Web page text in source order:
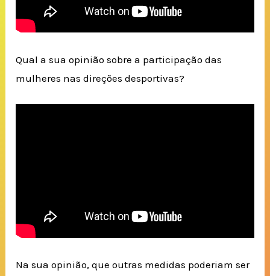
Qual a sua opinião sobre a participação das
mulheres nas direções desportivas?
Na sua opinião, que outras medidas poderiam ser